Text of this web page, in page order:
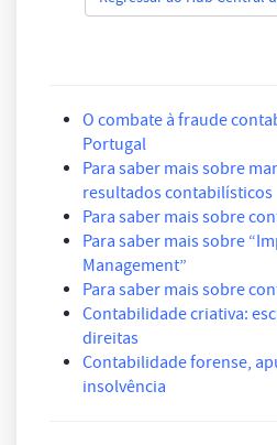
O combate à fraude
Portugal
Para saber mais sobre
resultados contabilísticos
Para saber mais sobre
Para saber mais sobre
Management”
Para saber mais sobre
Contabilidade criativa:
direitas
Contabilidade forense,
insolvência